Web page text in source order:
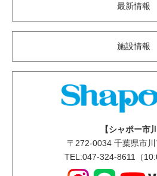
最新情報
施設情報
【シャポー市川
〒 272-0034千葉県市川
TEL:047-324-8611（